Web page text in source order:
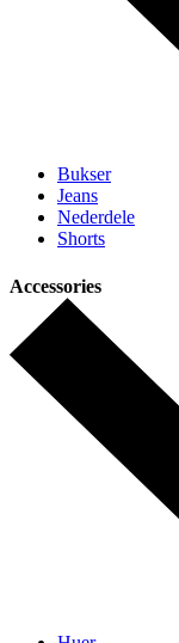
Bukser
Jeans
Nederdele
Shorts
Accessories